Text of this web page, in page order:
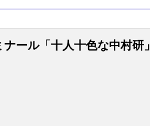
ール「十人十色な中村研」